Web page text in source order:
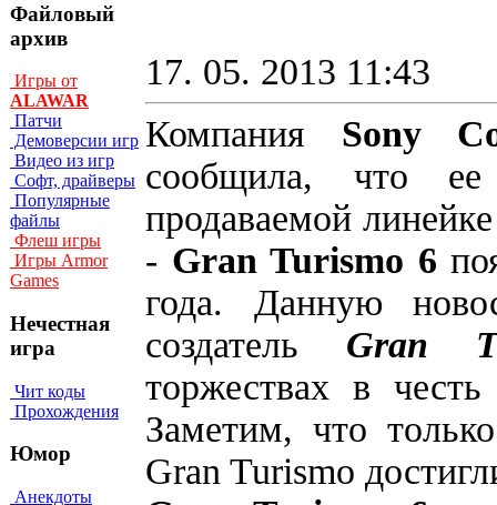
Файловый
архив
Игры от
ALAWAR
Патчи
Демоверсии игр
Видео из игр
Софт, драйверы
Популярные
файлы
Флеш игры
Игры Armor
Games
Нечестная
игра
Чит коды
Прохождения
Юмор
Анекдоты
17. 05. 2013 11:43
Компания Sony
сообщила, что
продаваемой
- Gran Turismo 6
года. Данную
создатель Gran
торжествах в
Заметим, что
Gran Turismo